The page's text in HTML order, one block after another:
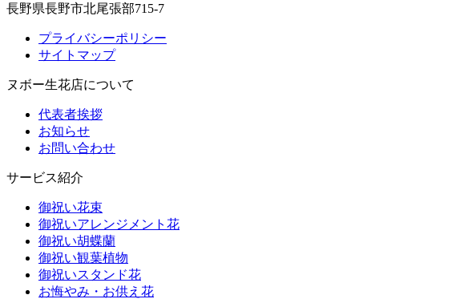
長野県長野市北尾張部715-7
プライバシーポリシー
サイトマップ
ヌボー生花店について
代表者挨拶
お知らせ
お問い合わせ
サービス紹介
御祝い花束
御祝いアレンジメント花
御祝い胡蝶蘭
御祝い観葉植物
御祝いスタンド花
お悔やみ・お供え花